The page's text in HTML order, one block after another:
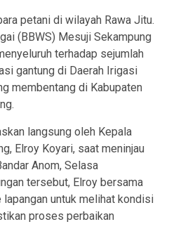
petani di wilayah Rawa Jitu.
(BBWS) Mesuji Sekampung
terhadap sejumlah
gantung di Daerah Irigasi
membentang di Kabupaten
langsung oleh Kepala
Elroy Koyari, saat meninjau
Anom, Selasa
tersebut, Elroy bersama
lapangan untuk melihat kondisi
proses perbaikan